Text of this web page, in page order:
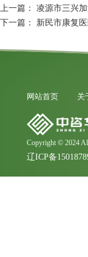
上一篇： 凌源市三兴
下一篇： 新民市康复
网站首页 关
Copyright © 2024
辽ICP备